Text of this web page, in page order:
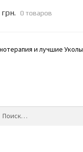
грн. 0 товаров
и лучшие Уколы